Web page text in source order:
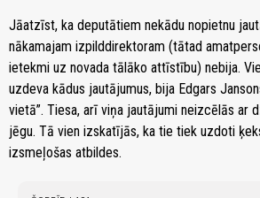
Jāatzīst, ka deputātiem nekādu nopietnu
nākamajam izpilddirektoram (tātad
ietekmi uz novada tālāko attīstību) nebija.
uzdeva kādus jautājumus, bija Edgars
vietā”. Tiesa, arī viņa jautājumi neizcēlās ar
jēgu. Tā vien izskatījās, ka tie tiek uzdoti
izsmeļošas atbildes.